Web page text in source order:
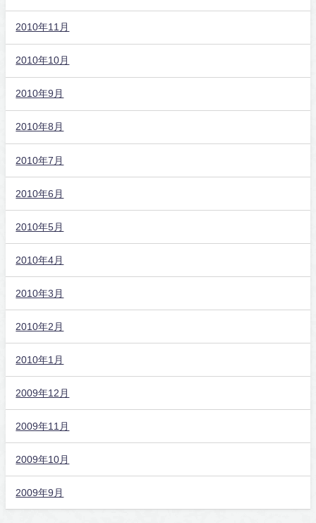
2010年11月
2010年10月
2010年9月
2010年8月
2010年7月
2010年6月
2010年5月
2010年4月
2010年3月
2010年2月
2010年1月
2009年12月
2009年11月
2009年10月
2009年9月